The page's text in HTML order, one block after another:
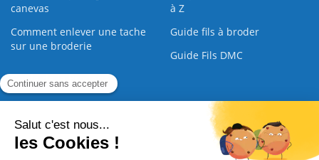
canevas
à Z
Comment enlever une tache
sur une broderie
Guide fils à broder
Guide Fils DMC
Guide de la Broderie
Nous contacter |